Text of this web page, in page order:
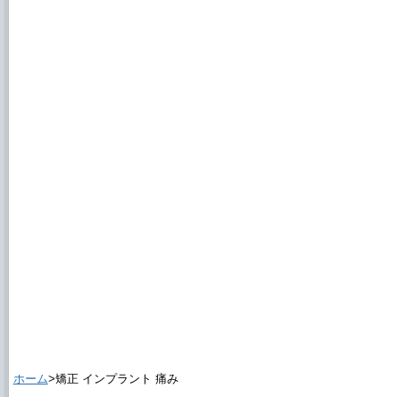
ホーム>矯正 インプラント 痛み